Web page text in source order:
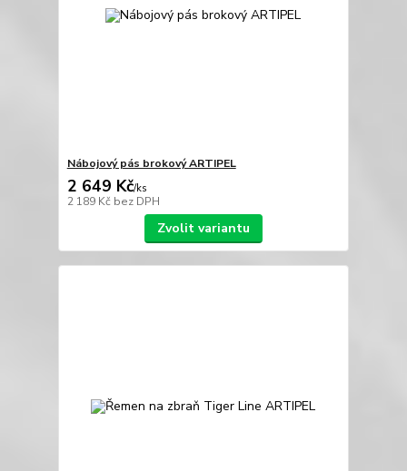
Nábojový pás brokový ARTIPEL
2 649 Kč/ks
2 189 Kč bez DPH
Zvolit variantu